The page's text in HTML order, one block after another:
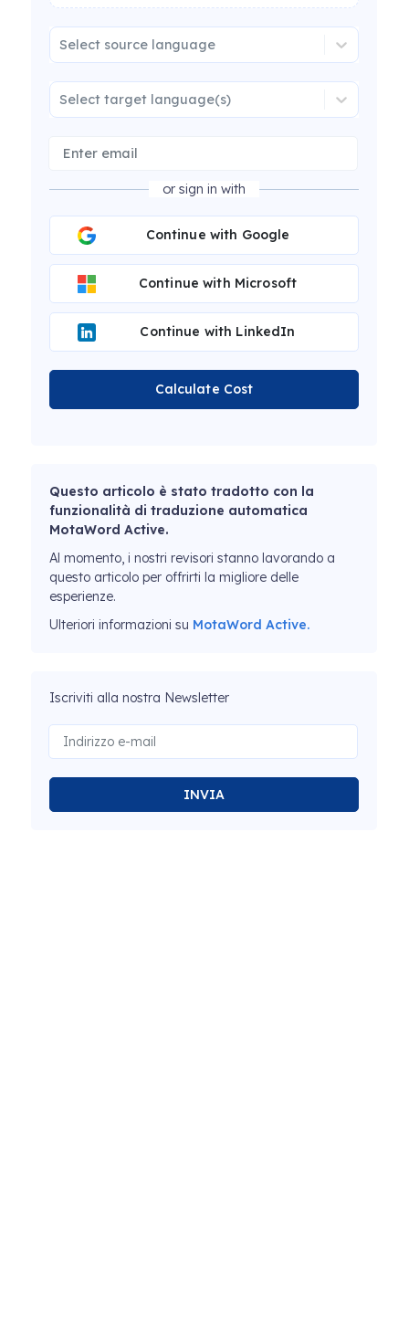
Select source language
Select target language(s)
or sign in with
Continue with Google
Continue with Microsoft
Continue with LinkedIn
Calculate Cost
Questo articolo è stato tradotto con la
funzionalità di traduzione automatica
MotaWord Active.
Al momento, i nostri revisori stanno lavorando a
questo articolo per offrirti la migliore delle
esperienze.
Ulteriori informazioni su MotaWord Active.
Iscriviti alla nostra Newsletter
INVIA